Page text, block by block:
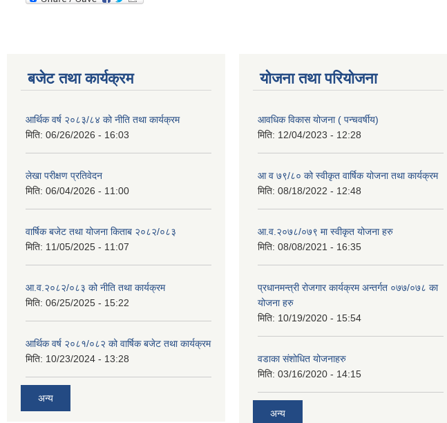
बजेट तथा कार्यक्रम
आर्थिक वर्ष २०८३/८४ को नीति तथा कार्यक्रम
मिति: 06/26/2026 - 16:03
लेखा परीक्षण प्रतिवेदन
मिति: 06/04/2026 - 11:00
वार्षिक बजेट तथा योजना किताब २०८२/०८३
मिति: 11/05/2025 - 11:07
आ.व.२०८२/०८३ को नीति तथा कार्यक्रम
मिति: 06/25/2025 - 15:22
आर्थिक वर्ष २०८१/०८२ को वार्षिक बजेट तथा कार्यक्रम
मिति: 10/23/2024 - 13:28
अन्य
योजना तथा परियोजना
आवधिक विकास योजना ( पन्चवर्षीय)
मिति: 12/04/2023 - 12:28
आ व ७९/८० को स्वीकृत वार्षिक योजना तथा कार्यक्रम
मिति: 08/18/2022 - 12:48
आ.व.२०७८/०७९ मा स्वीकृत योजना हरु
मिति: 08/08/2021 - 16:35
प्रधानमन्त्री रोजगार कार्यक्रम अन्तर्गत ०७७/०७८ का
योजना हरु
मिति: 10/19/2020 - 15:54
वडाका संशोधित योजनाहरु
मिति: 03/16/2020 - 14:15
अन्य